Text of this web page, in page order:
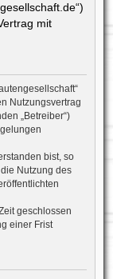
mit
Nutzungsvertrag
„Betreiber“)
bist, so
Nutzung des
geschlossen
einer Frist